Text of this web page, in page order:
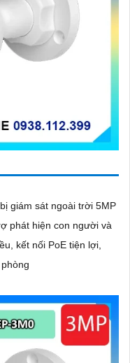
giám sát ngoài trời 5MP
phát hiện con người và
kết nối PoE tiện lợi,